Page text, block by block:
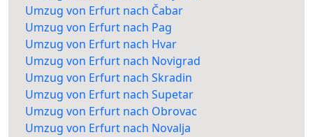
Umzug von Erfurt nach Čabar
Umzug von Erfurt nach Pag
Umzug von Erfurt nach Hvar
Umzug von Erfurt nach Novigrad
Umzug von Erfurt nach Skradin
Umzug von Erfurt nach Supetar
Umzug von Erfurt nach Obrovac
Umzug von Erfurt nach Novalja